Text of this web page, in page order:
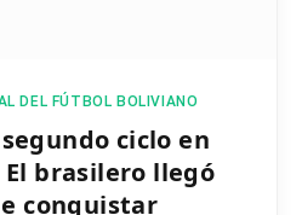
DEL FÚTBOL BOLIVIANO
ciclo en
brasilero llegó
conquistar